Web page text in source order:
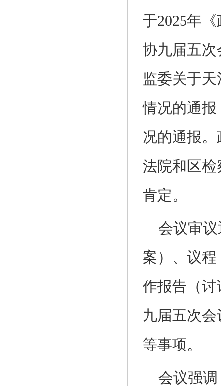
于2025年
协九届五
监委关于
情况的通报
况的通报
法院和区检
肯定。
会议审
案）、议
作报告（
九届五次
等事项。
会议强调